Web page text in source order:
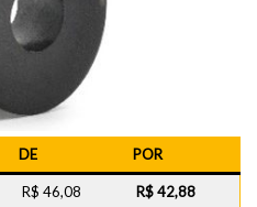
DE POR
R$ 46,08
R$ 42,88